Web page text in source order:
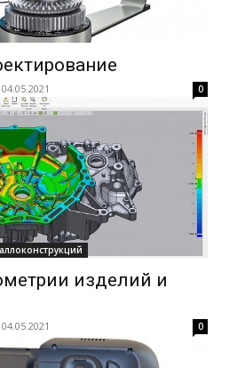
04.05.2021 0
изделий и
04.05.2021 0